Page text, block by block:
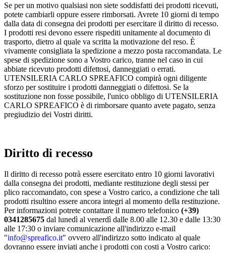
Se per un motivo qualsiasi non siete soddisfatti dei prodotti ricevuti,
potete cambiarli oppure essere rimborsati. Avrete 10 giorni di tempo
dalla data di consegna dei prodotti per esercitare il diritto di recesso.
I prodotti resi devono essere rispediti unitamente al documento di
trasporto, dietro al quale va scritta la motivazione del reso. È
vivamente consigliata la spedizione a mezzo posta raccomandata. Le
spese di spedizione sono a Vostro carico, tranne nel caso in cui
abbiate ricevuto prodotti difettosi, danneggiati o errati.
UTENSILERIA CARLO SPREAFICO compirà ogni diligente
sforzo per sostituire i prodotti danneggiati o difettosi. Se la
sostituzione non fosse possibile, l'unico obbligo di UTENSILERIA
CARLO SPREAFICO è di rimborsare quanto avete pagato, senza
pregiudizio dei Vostri diritti.
Diritto di recesso
Il diritto di recesso potrà essere esercitato entro 10 giorni lavorativi
dalla consegna dei prodotti, mediante restituzione degli stessi per
plico raccomandato, con spese a Vostro carico, a condizione che tali
prodotti risultino essere ancora integri al momento della restituzione.
Per informazioni potrete contattare il numero telefonico (+39)
0341285675 dal lunedì al venerdì dalle 8.00 alle 12.30 e dalle 13:30
alle 17:30 o inviare comunicazione all'indirizzo e-mail
"info@spreafico.it" ovvero all'indirizzo sotto indicato al quale
dovranno essere inviati anche i prodotti con costi a Vostro carico: